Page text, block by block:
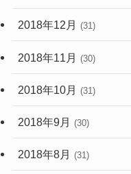
2018年12月 (31)
2018年11月 (30)
2018年10月 (31)
2018年9月 (30)
2018年8月 (31)